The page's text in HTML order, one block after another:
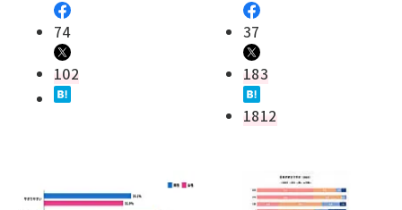
74
102
37
183
1812